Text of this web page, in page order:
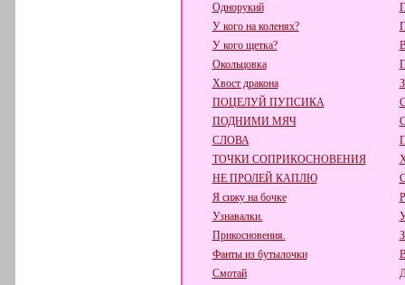
Однорукий
У кого на коленях?
У кого щетка?
Окольцовка
Хвост дракона
ПОЦЕЛУЙ ПУПСИКА
ПОДНИМИ МЯЧ
СЛОВА
ТОЧКИ СОПРИКОСНОВЕНИЯ
НЕ ПРОЛЕЙ КАПЛЮ
Я сижу на бочке
Узнавалки.
Прикосновения.
Фанты из бутылочки
Смотай